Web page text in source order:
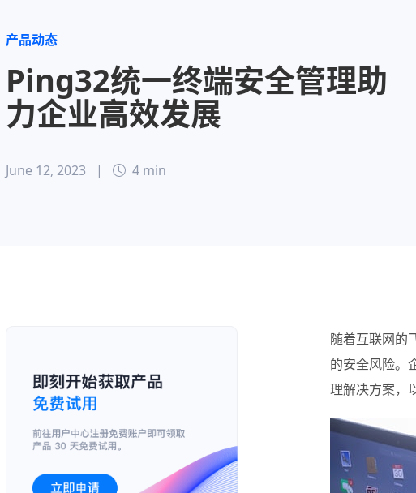
产品动态
Ping32统一终端安全管理助
力企业高效发展
June 12, 2023 | 4 min
随着互联网的
的安全风险。
理解决方案，